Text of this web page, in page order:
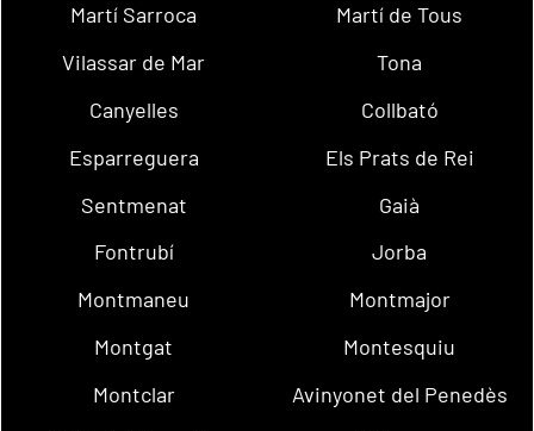
Martí Sarroca
Martí de Tous
Vilassar de Mar
Tona
Canyelles
Collbató
Esparreguera
Els Prats de Rei
Sentmenat
Gaià
Fontrubí
Jorba
Montmaneu
Montmajor
Montgat
Montesquiu
Montclar
Avinyonet del Penedès